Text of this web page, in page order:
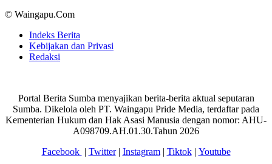
© Waingapu.Com
Indeks Berita
Kebijakan dan Privasi
Redaksi
Portal Berita Sumba menyajikan berita-berita aktual seputaran
Sumba. Dikelola oleh PT. Waingapu Pride Media, terdaftar pada
Kementerian Hukum dan Hak Asasi Manusia dengan nomor: AHU-
A098709.AH.01.30.Tahun 2026
Facebook | Twitter| Instagram| Tiktok| Youtube